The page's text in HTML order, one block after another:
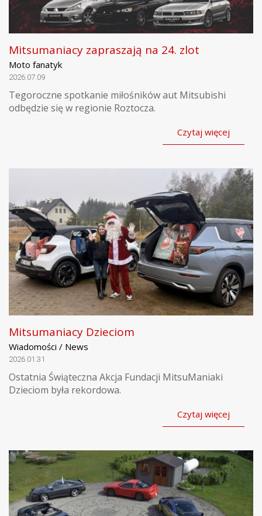
Mitsumaniacy zapraszają na 24. zlot
Moto fanatyk
2026.07.09
Tegoroczne spotkanie miłośników aut Mitsubishi
odbędzie się w regionie Roztocza.
Czytaj więcej
Mitsumaniacy Dzieciom
Wiadomości / News
2026.01.31
Ostatnia Świąteczna Akcja Fundacji MitsuManiaki
Dzieciom była rekordowa.
Czytaj więcej